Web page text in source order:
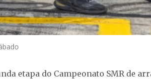
etapa do Campeonato SMR de